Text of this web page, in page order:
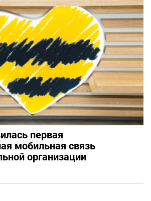
первая
мобильная связь
организации